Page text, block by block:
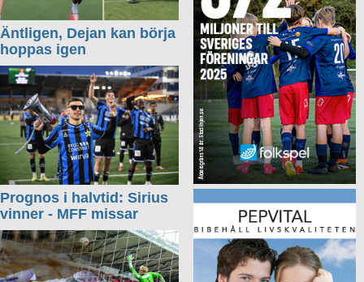
Äntligen, Dejan kan börja
hoppas igen
Prognos i halvtid: Sirius
vinner - MFF missar